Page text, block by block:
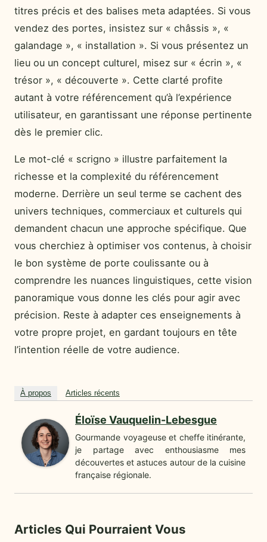
titres précis et des balises meta adaptées. Si vous
vendez des portes, insistez sur « châssis », «
galandage », « installation ». Si vous présentez un
lieu ou un concept culturel, misez sur « écrin », «
trésor », « découverte ». Cette clarté profite
autant à votre référencement qu’à l’expérience
utilisateur, en garantissant une réponse pertinente
dès le premier clic.
Le mot-clé « scrigno » illustre parfaitement la
richesse et la complexité du référencement
moderne. Derrière un seul terme se cachent des
univers techniques, commerciaux et culturels qui
demandent chacun une approche spécifique. Que
vous cherchiez à optimiser vos contenus, à choisir
le bon système de porte coulissante ou à
comprendre les nuances linguistiques, cette vision
panoramique vous donne les clés pour agir avec
précision. Reste à adapter ces enseignements à
votre propre projet, en gardant toujours en tête
l’intention réelle de votre audience.
À propos Articles récents
Éloïse Vauquelin-Lebesgue
Gourmande voyageuse et cheffe itinérante,
je partage avec enthousiasme mes
découvertes et astuces autour de la cuisine
française régionale.
Articles Qui Pourraient Vous